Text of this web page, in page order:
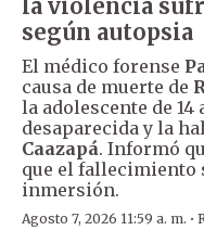
la violencia
según autopsia
El médico forense
causa de muerte de
la adolescente de 14
desaparecida y la
Caazapá. Informó
que el fallecimiento
inmersión.
Agosto 7, 2026 11:59 a. m. ·